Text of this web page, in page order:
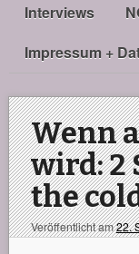
Interviews
Impressum +
Wenn
wird: 2
the
Veröffentlicht am22.